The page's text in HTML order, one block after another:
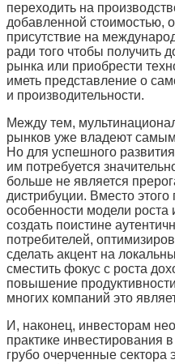
переходить на
добавленной стоимостью,
присутствие на
ради того чтобы получить
рынка или приобрести
иметь представление о
и производительности.
Между тем,
рынков уже владеют
Но для успешного
им потребуется
больше не является
дистрибуции. Вместо этого
особенности модели роста
создать поистине
потребителей,
сделать акцент на
сместить фокус с роста
повышение
многих компаний это
И, наконец, инвесторам
практике инвестирования
грубо очерченные